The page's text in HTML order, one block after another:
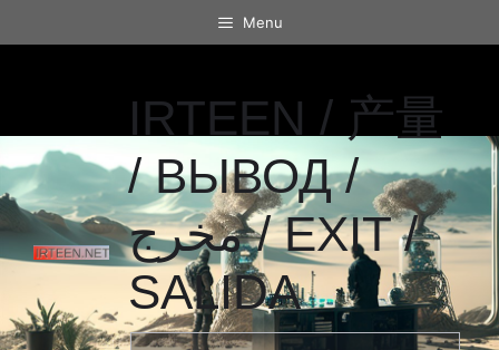
al
Menu
IRTEEN / 产量
/ ВЫВОД /
مخرج / EXIT /
SALIDA